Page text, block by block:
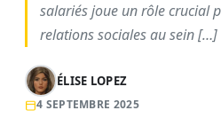
salariés joue un rôle crucial
relations sociales au sein […]
ÉLISE LOPEZ
4 SEPTEMBRE 2025